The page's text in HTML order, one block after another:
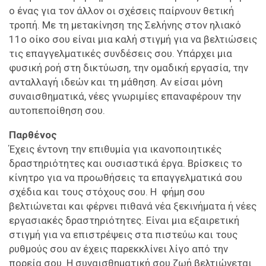
ο ένας για τον άλλον οι σχέσεις παίρνουν θετική
τροπή. Με τη μετακίνηση της Σελήνης στον ηλιακό
11ο οίκο σου είναι μια καλή στιγμή για να βελτιώσεις
τις επαγγελματικές συνδέσεις σου. Υπάρχει μια
φυσική ροή στη δικτύωση, την ομαδική εργασία, την
ανταλλαγή ιδεών και τη μάθηση. Αν είσαι μόνη
συναισθηματικά, νέες γνωριμίες επαναφέρουν την
αυτοπεποίθηση σου.
Παρθένος
Έχεις έντονη την επιθυμία για ικανοποιητικές
δραστηριότητες και ουσιαστικά έργα. Βρίσκεις το
κίνητρο για να προωθήσεις τα επαγγελματικά σου
σχέδια και τους στόχους σου. Η φήμη σου
βελτιώνεται και φέρνει πιθανά νέα ξεκινήματα ή νέες
εργασιακές δραστηριότητες. Είναι μια εξαιρετική
στιγμή για να επιστρέψεις στα πιστεύω και τους
ρυθμούς σου αν έχεις παρεκκλίνει λίγο από την
πορεία σου. Η συναισθηματική σου ζωή βελτιώνεται